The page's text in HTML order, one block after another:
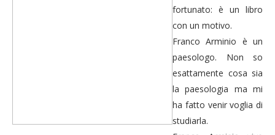
fortunato: è un libro
con un motivo.
Franco Arminio è un
paesologo. Non so
esattamente cosa sia
la paesologia ma mi
ha fatto venir voglia di
studiarla.